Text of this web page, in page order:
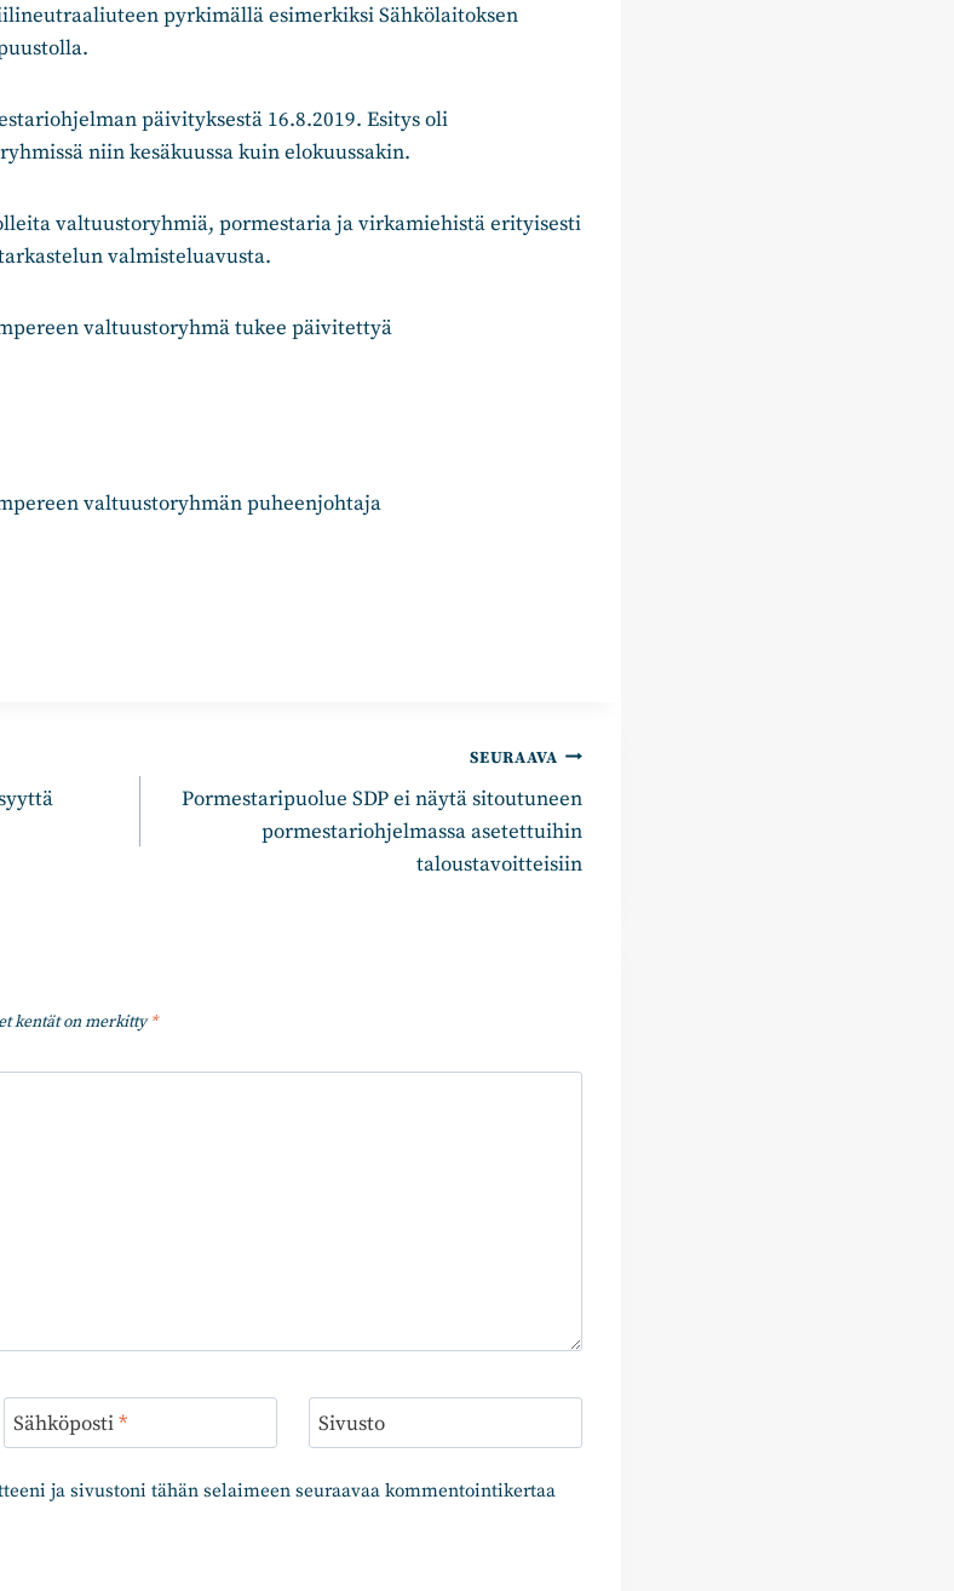
pyrkimällä esimerkiksi Sähkölaitoksen
päivityksestä 16.8.2019. Esitys oli
niin kesäkuussa kuin elokuussakin.
valtuustoryhmiä, pormestaria ja virkamiehistä erityisesti
valmisteluavusta.
valtuustoryhmä tukee päivitettyä
valtuustoryhmän puheenjohtaja
SEURAAVA
Pormestaripuolue SDP ei näytä sitoutuneen
pormestariohjelmassa asetettuihin
taloustavoitteisiin
kentät on merkitty*
Sähköposti* Sivusto
ja sivustoni tähän selaimeen seuraavaa kommentointikertaa